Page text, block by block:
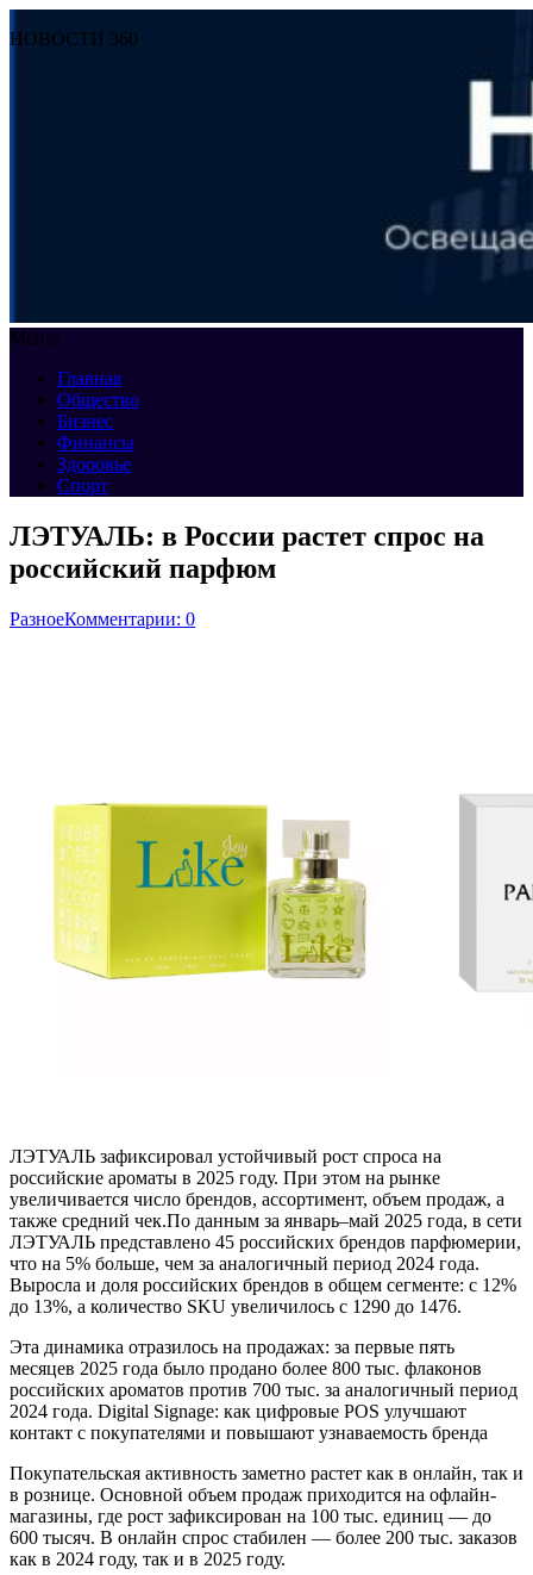
НОВОСТИ 360
Меню
Главная
Общество
Бизнес
Финансы
Здоровье
Спорт
ЛЭТУАЛЬ: в России растет спрос на
российский парфюм
РазноеКомментарии: 0
ЛЭТУАЛЬ зафиксировал устойчивый рост спроса на
российские ароматы в 2025 году. При этом на рынке
увеличивается число брендов, ассортимент, объем продаж, а
также средний чек.По данным за январь–май 2025 года, в сети
ЛЭТУАЛЬ представлено 45 российских брендов парфюмерии,
что на 5% больше, чем за аналогичный период 2024 года.
Выросла и доля российских брендов в общем сегменте: с 12%
до 13%, а количество SKU увеличилось с 1290 до 1476.
Эта динамика отразилось на продажах: за первые пять
месяцев 2025 года было продано более 800 тыс. флаконов
российских ароматов против 700 тыс. за аналогичный период
2024 года. Digital Signage: как цифровые POS улучшают
контакт с покупателями и повышают узнаваемость бренда
Покупательская активность заметно растет как в онлайн, так и
в рознице. Основной объем продаж приходится на офлайн-
магазины, где рост зафиксирован на 100 тыс. единиц — до
600 тысяч. В онлайн спрос стабилен — более 200 тыс. заказов
как в 2024 году, так и в 2025 году.